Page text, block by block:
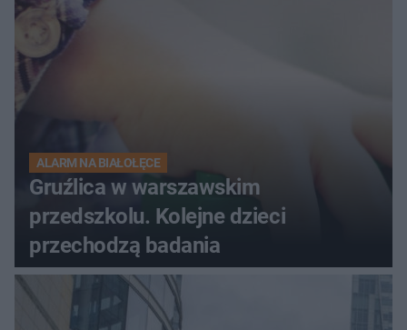
ALARM NA BIAŁOŁĘCE
Gruźlica w warszawskim
przedszkolu. Kolejne dzieci
przechodzą badania